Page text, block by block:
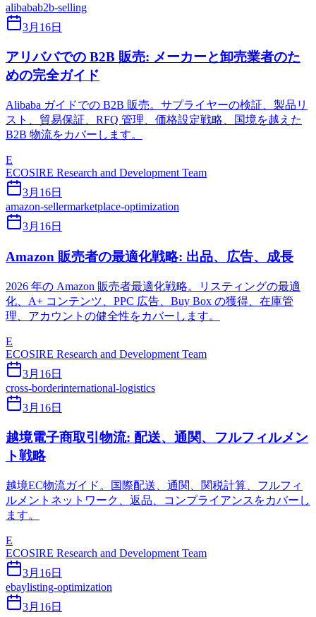
alibabab2b-selling
3月16日
アリババでの B2B 販売: メーカーと卸売業者のた
めの完全ガイド
Alibaba ガイドでの B2B 販売。サプライヤーの検証、製品リ
スト、貿易保証、RFQ 管理、価格設定戦略、国境を越えた
B2B 物流をカバーします。
E
ECOSIRE Research and Development Team
3月16日
amazon-sellermarketplace-optimization
3月16日
Amazon 販売者の最適化戦略: 出品、広告、成長
2026 年の Amazon 販売者最適化戦略。リスティングの最適
化、A+ コンテンツ、PPC 広告、Buy Box の獲得、在庫管
理、アカウントの健全性をカバーします。
E
ECOSIRE Research and Development Team
3月16日
cross-borderinternational-logistics
3月16日
越境電子商取引物流: 配送、通関、フルフィルメン
ト戦略
越境EC物流ガイド。国際配送、通関、関税計算、フルフィ
ルメントネットワーク、返品、コンプライアンスをカバーし
ます。
E
ECOSIRE Research and Development Team
3月16日
ebaylisting-optimization
3月16日